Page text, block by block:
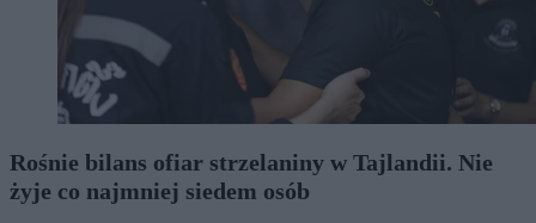
Rośnie bilans ofiar strzelaniny w Tajlandii. Nie
żyje co najmniej siedem osób